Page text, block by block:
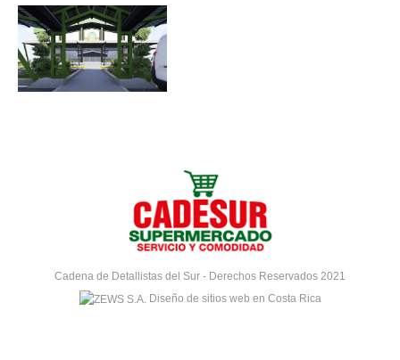
Cadena de Detallistas del Sur - Derechos Reservados 2021
Diseño de sitios web en Costa Rica